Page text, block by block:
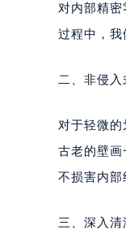
对内部精
过程中，我
二、非侵
对于轻微
古老的壁
不损害内部
三、深入